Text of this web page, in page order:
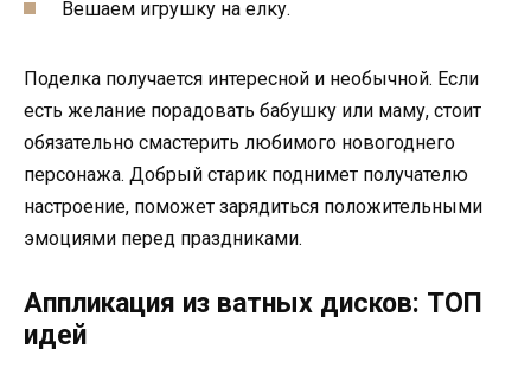
Вешаем игрушку на елку.
Поделка получается интересной и необычной. Если
есть желание порадовать бабушку или маму, стоит
обязательно смастерить любимого новогоднего
персонажа. Добрый старик поднимет получателю
настроение, поможет зарядиться положительными
эмоциями перед праздниками.
Аппликация из ватных дисков: ТОП
идей